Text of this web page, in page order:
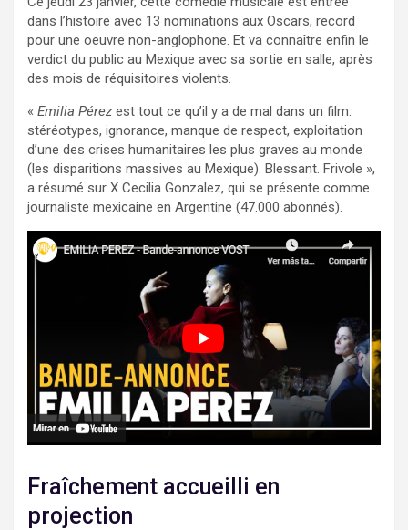
dans l’histoire avec 13 nominations aux Oscars, record
pour une oeuvre non-anglophone. Et va connaître enfin le
verdict du public au Mexique avec sa sortie en salle, après
des mois de réquisitoires violents.
« Emilia Pérez est tout ce qu’il y a de mal dans un film:
stéréotypes, ignorance, manque de respect, exploitation
d’une des crises humanitaires les plus graves au monde
(les disparitions massives au Mexique). Blessant. Frivole »,
a résumé sur X Cecilia Gonzalez, qui se présente comme
journaliste mexicaine en Argentine (47.000 abonnés).
Fraîchement accueilli en
projection